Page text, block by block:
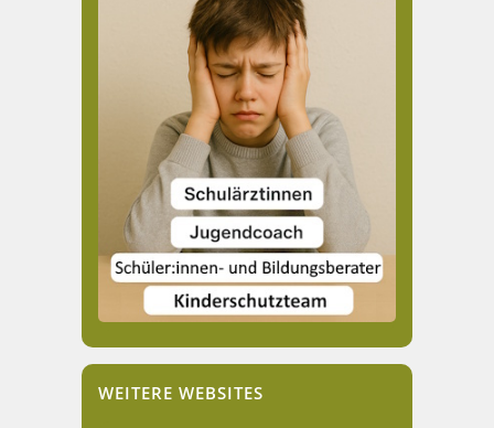
WEITERE WEBSITES